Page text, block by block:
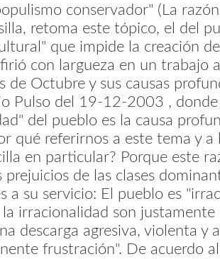
conservador" (La
retoma este tópico, el del
que impide la creación
con largueza en un trabajo
de Octubre y sus causas
Pulso del 19-12-2003 ,
del pueblo es la causa
qué referirnos a este tema y
en particular? Porque este
prejuicios de las clases
a su servicio: El pueblo es
irracionalidad son justamente
descarga agresiva, violenta y
frustración". De acuerdo